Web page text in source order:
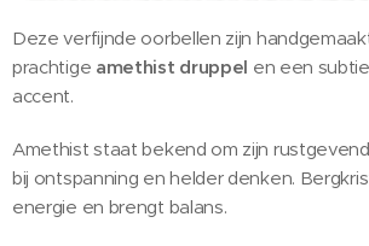
Deze verfijnde oorbellen zijn
prachtige amethist druppel en een
accent.
Amethist staat bekend om zijn
bij ontspanning en helder denken.
energie en brengt balans.